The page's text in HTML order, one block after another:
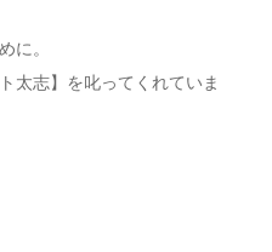
に。
太志】を叱ってくれていま